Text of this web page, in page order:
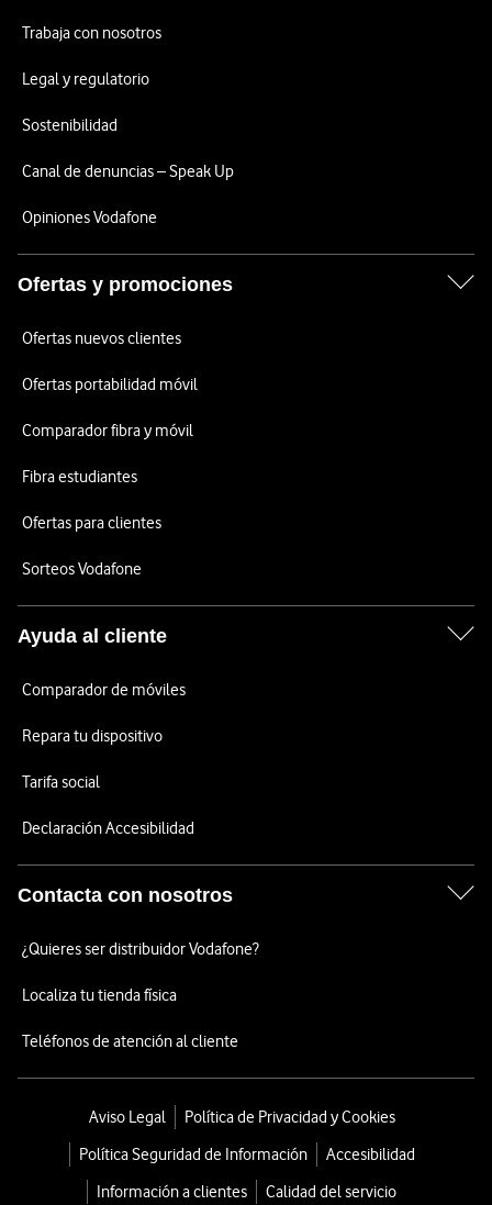
Trabaja con nosotros
Legal y regulatorio
Sostenibilidad
Canal de denuncias – Speak Up
Opiniones Vodafone
Ofertas y promociones
Ofertas nuevos clientes
Ofertas portabilidad móvil
Comparador fibra y móvil
Fibra estudiantes
Ofertas para clientes
Sorteos Vodafone
Ayuda al cliente
Comparador de móviles
Repara tu dispositivo
Tarifa social
Declaración Accesibilidad
Contacta con nosotros
¿Quieres ser distribuidor Vodafone?
Localiza tu tienda física
Teléfonos de atención al cliente
Aviso Legal
Política de Privacidad y Cookies
Política Seguridad de Información
Accesibilidad
Información a clientes
Calidad del servicio